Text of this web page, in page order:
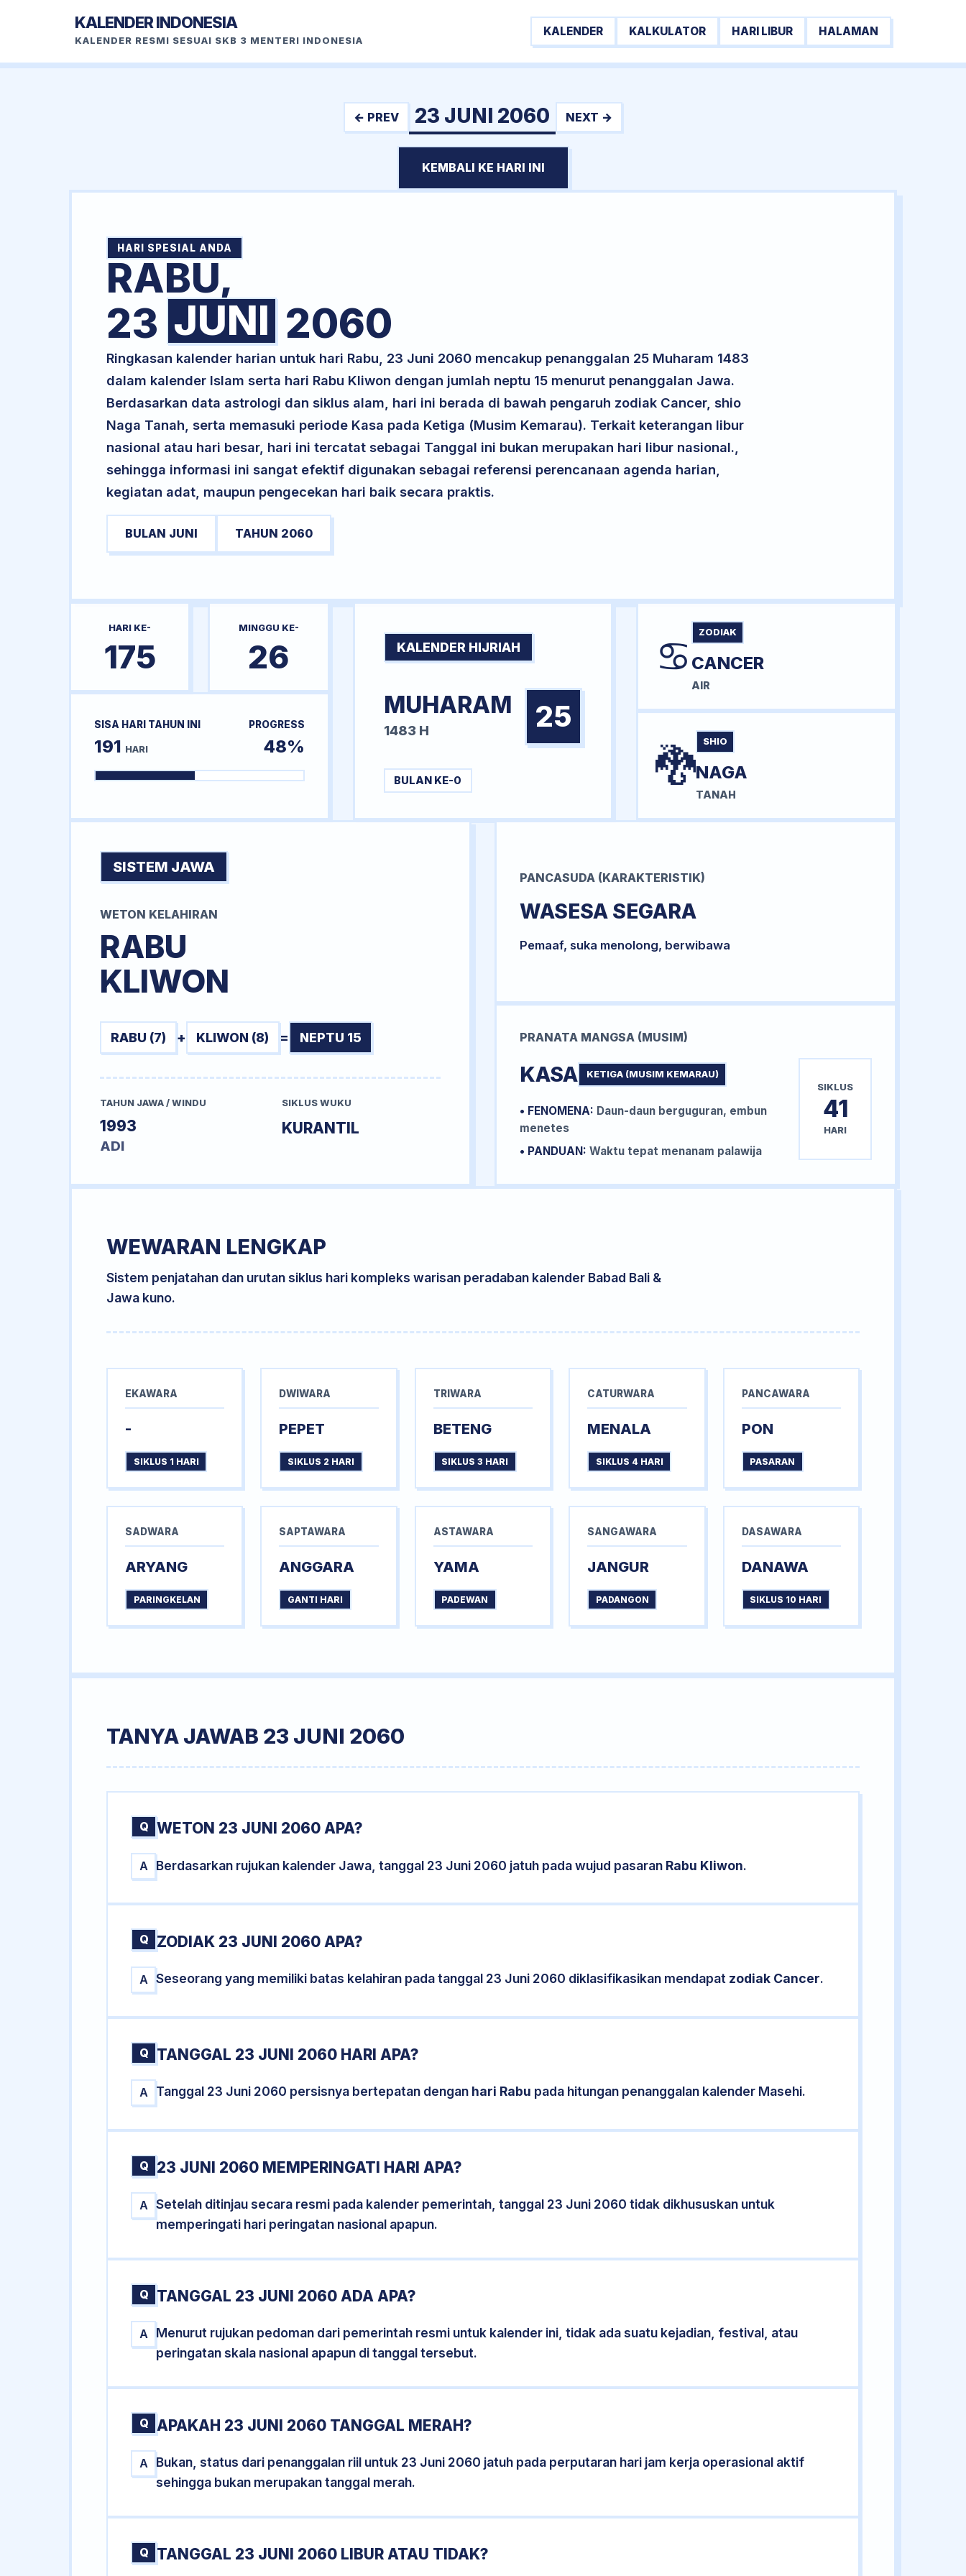
KALENDER INDONESIA
KALENDER RESMI SESUAI SKB 3 MENTERI INDONESIA
KALENDER KALKULATOR HARI LIBUR HALAMAN
← PREV 23 JUNI 2060 NEXT →
KEMBALI KE HARI INI
HARI SPESIAL ANDA
RABU,
23 JUNI 2060
Ringkasan kalender harian untuk hari Rabu, 23 Juni 2060 mencakup penanggalan 25 Muharam 1483
dalam kalender Islam serta hari Rabu Kliwon dengan jumlah neptu 15 menurut penanggalan Jawa.
Berdasarkan data astrologi dan siklus alam, hari ini berada di bawah pengaruh zodiak Cancer, shio
Naga Tanah, serta memasuki periode Kasa pada Ketiga (Musim Kemarau). Terkait keterangan libur
nasional atau hari besar, hari ini tercatat sebagai Tanggal ini bukan merupakan hari libur nasional.,
sehingga informasi ini sangat efektif digunakan sebagai referensi perencanaan agenda harian,
kegiatan adat, maupun pengecekan hari baik secara praktis.
BULAN JUNI TAHUN 2060
HARI KE-
175
MINGGU KE-
26
SISA HARI TAHUN INI
191 HARI
PROGRESS
48%
KALENDER HIJRIAH
MUHARAM
1483 H 25
BULAN KE-0
♋ ZODIAK
CANCER
AIR
🐉 SHIO
NAGA
TANAH
SISTEM JAWA
WETON KELAHIRAN
RABU
KLIWON
RABU (7) + KLIWON (8) = NEPTU 15
TAHUN JAWA / WINDU
1993
ADI
SIKLUS WUKU
KURANTIL
PANCASUDA (KARAKTERISTIK)
WASESA SEGARA
Pemaaf, suka menolong, berwibawa
PRANATA MANGSA (MUSIM)
KASA KETIGA (MUSIM KEMARAU)
• FENOMENA: Daun-daun berguguran, embun
menetes
• PANDUAN: Waktu tepat menanam palawija
SIKLUS
41
HARI
WEWARAN LENGKAP
Sistem penjatahan dan urutan siklus hari kompleks warisan peradaban kalender Babad Bali &
Jawa kuno.
EKAWARA
-
SIKLUS 1 HARI
DWIWARA
PEPET
SIKLUS 2 HARI
TRIWARA
BETENG
SIKLUS 3 HARI
CATURWARA
MENALA
SIKLUS 4 HARI
PANCAWARA
PON
PASARAN
SADWARA
ARYANG
PARINGKELAN
SAPTAWARA
ANGGARA
GANTI HARI
ASTAWARA
YAMA
PADEWAN
SANGAWARA
JANGUR
PADANGON
DASAWARA
DANAWA
SIKLUS 10 HARI
TANYA JAWAB 23 JUNI 2060
Q WETON 23 JUNI 2060 APA?
A Berdasarkan rujukan kalender Jawa, tanggal 23 Juni 2060 jatuh pada wujud pasaran Rabu Kliwon.
Q ZODIAK 23 JUNI 2060 APA?
A Seseorang yang memiliki batas kelahiran pada tanggal 23 Juni 2060 diklasifikasikan mendapat zodiak Cancer.
Q TANGGAL 23 JUNI 2060 HARI APA?
A Tanggal 23 Juni 2060 persisnya bertepatan dengan hari Rabu pada hitungan penanggalan kalender Masehi.
Q 23 JUNI 2060 MEMPERINGATI HARI APA?
A
Setelah ditinjau secara resmi pada kalender pemerintah, tanggal 23 Juni 2060 tidak dikhususkan untuk
memperingati hari peringatan nasional apapun.
Q TANGGAL 23 JUNI 2060 ADA APA?
A
Menurut rujukan pedoman dari pemerintah resmi untuk kalender ini, tidak ada suatu kejadian, festival, atau
peringatan skala nasional apapun di tanggal tersebut.
Q APAKAH 23 JUNI 2060 TANGGAL MERAH?
A
Bukan, status dari penanggalan riil untuk 23 Juni 2060 jatuh pada perputaran hari jam kerja operasional aktif
sehingga bukan merupakan tanggal merah.
Q TANGGAL 23 JUNI 2060 LIBUR ATAU TIDAK?